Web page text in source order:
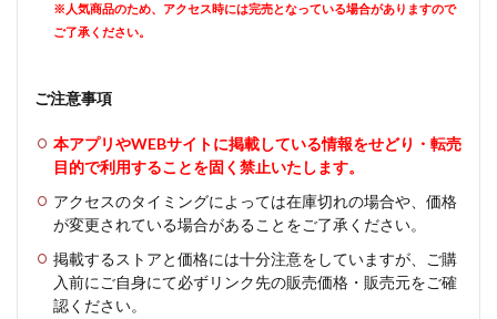
※人気商品のため、アクセス時には完売となっている場合がありますので
ご了承ください。
ご注意事項
本アプリやWEBサイトに掲載している情報をせどり・転売
目的で利用することを固く禁止いたします。
アクセスのタイミングによっては在庫切れの場合や、価格
が変更されている場合があることをご了承ください。
掲載するストアと価格には十分注意をしていますが、ご購
入前にご自身にて必ずリンク先の販売価格・販売元をご確
認ください。